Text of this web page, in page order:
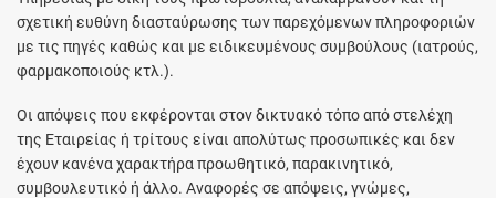
σχετική ευθύνη διασταύρωσης των παρεχόμενων πληροφοριών
με τις πηγές καθώς και με ειδικευμένους συμβούλους (ιατρούς,
φαρμακοποιούς κτλ.).
Οι απόψεις που εκφέρονται στον δικτυακό τόπο από στελέχη
της Εταιρείας ή τρίτους είναι απολύτως προσωπικές και δεν
έχουν κανένα χαρακτήρα προωθητικό, παρακινητικό,
συμβουλευτικό ή άλλο. Αναφορές σε απόψεις, γνώμες,